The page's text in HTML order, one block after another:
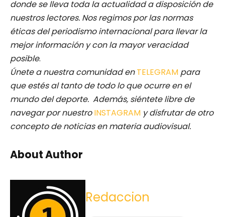
donde se lleva toda la actualidad a disposición de
nuestros lectores. Nos regimos por las normas
éticas del periodismo internacional para llevar la
mejor información y con la mayor veracidad
posible.
Únete a nuestra comunidad enTELEGRAM para
que estés al tanto de todo lo que ocurre en el
mundo del deporte. Además, siéntete libre de
navegar por nuestro INSTAGRAM y disfrutar de otro
concepto de noticias en materia audiovisual.
About Author
Redaccion